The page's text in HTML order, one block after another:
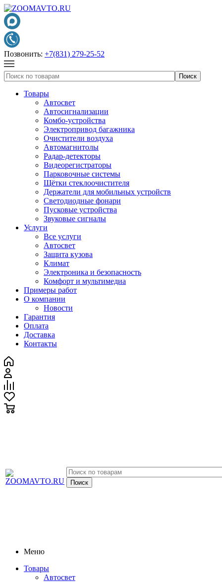
Позвонить: +7(831) 279-25-52
Товары
Автосвет
Автосигнализации
Комбо-устройства
Электропривод багажника
Очистители воздуха
Автомагнитолы
Радар-детекторы
Видеорегистраторы
Парковочные системы
Щётки стеклоочистителя
Держатели для мобильных устройств
Светодиодные фонари
Пусковые устройства
Звуковые сигналы
Услуги
Все услуги
Автосвет
Защита кузова
Климат
Электроника и безопасность
Комфорт и мультимедиа
Примеры работ
О компании
Новости
Гарантия
Оплата
Доставка
Контакты
Меню
Товары
Автосвет